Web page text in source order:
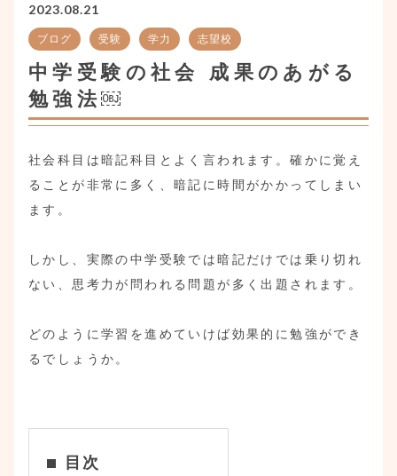
2023.08.21
ブログ 受験 学力 志望校
中学受験の社会 成果のあがる
勉強法￼
社会科目は暗記科目とよく言われます。確かに覚え
ることが非常に多く、暗記に時間がかかってしまい
ます。
しかし、実際の中学受験では暗記だけでは乗り切れ
ない、思考力が問われる問題が多く出題されます。
どのように学習を進めていけば効果的に勉強ができ
るでしょうか。
目次